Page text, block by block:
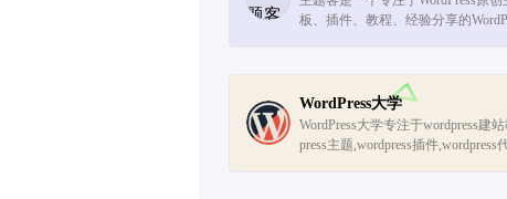
板、插件、教程、经验分享的
WordPress大学
WordPress大学专注于wordpress建
press主题,wordpress插件,wordpress